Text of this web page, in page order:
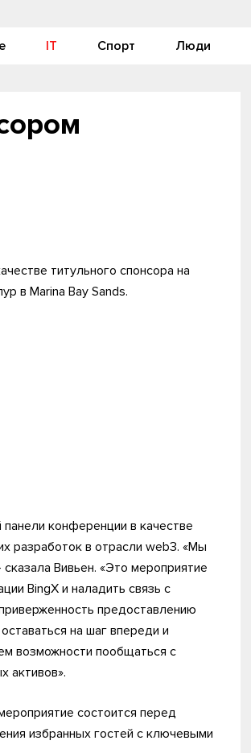
IT Спорт Люди
титульного спонсора на
в Marina Bay Sands.
конференции в качестве
разработок в отрасли web3. «Мы
Вивьен. «Это мероприятие
BingX и наладить связь с
предоставлению
на шаг впереди и
возможности пообщаться с
активов».
состоится перед
избранных гостей с ключевыми